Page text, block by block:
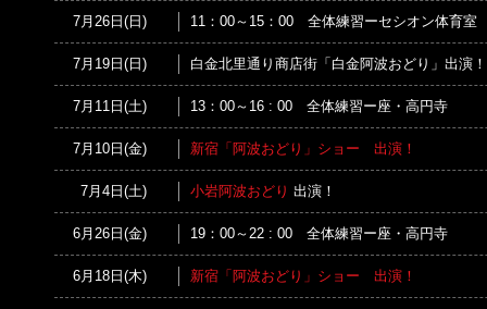
7月26日(日) 11：00～15：00 全体練習ーセシオン体育室
7月19日(日) 白金北里通り商店街「白金阿波おどり」出演！
7月11日(土) 13：00～16 : 00 全体練習ー座・高円寺
7月10日(金) 新宿「阿波おどり」ショー 出演！
7月4日(土) 小岩阿波おどり 出演！
6月26日(金) 19：00～22 : 00 全体練習ー座・高円寺
6月18日(木) 新宿「阿波おどり」ショー 出演！